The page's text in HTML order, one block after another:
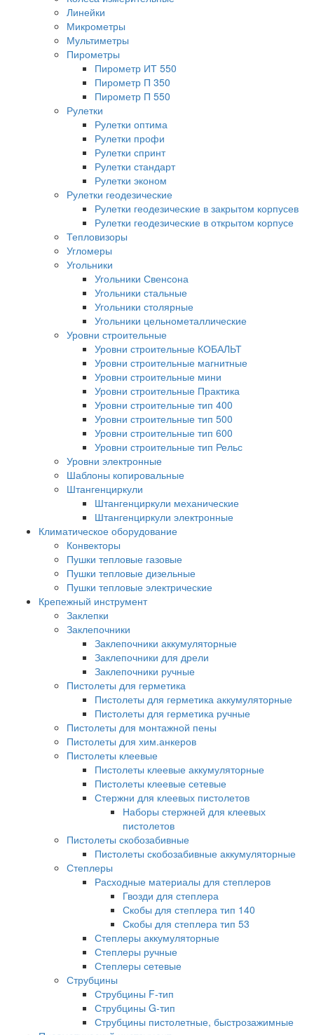
Линейки
Микрометры
Мультиметры
Пирометры
Пирометр ИТ 550
Пирометр П 350
Пирометр П 550
Рулетки
Рулетки оптима
Рулетки профи
Рулетки спринт
Рулетки стандарт
Рулетки эконом
Рулетки геодезические
Рулетки геодезические в закрытом корпусев
Рулетки геодезические в открытом корпусе
Тепловизоры
Угломеры
Угольники
Угольники Свенсона
Угольники стальные
Угольники столярные
Угольники цельнометаллические
Уровни строительные
Уровни строительные КОБАЛЬТ
Уровни строительные магнитные
Уровни строительные мини
Уровни строительные Практика
Уровни строительные тип 400
Уровни строительные тип 500
Уровни строительные тип 600
Уровни строительные тип Рельс
Уровни электронные
Шаблоны копировальные
Штангенциркули
Штангенциркули механические
Штангенциркули электронные
Климатическое оборудование
Конвекторы
Пушки тепловые газовые
Пушки тепловые дизельные
Пушки тепловые электрические
Крепежный инструмент
Заклепки
Заклепочники
Заклепочники аккумуляторные
Заклепочники для дрели
Заклепочники ручные
Пистолеты для герметика
Пистолеты для герметика аккумуляторные
Пистолеты для герметика ручные
Пистолеты для монтажной пены
Пистолеты для хим.анкеров
Пистолеты клеевые
Пистолеты клеевые аккумуляторные
Пистолеты клеевые сетевые
Стержни для клеевых пистолетов
Наборы стержней для клеевых
пистолетов
Пистолеты скобозабивные
Пистолеты скобозабивные аккумуляторные
Степлеры
Расходные материалы для степлеров
Гвозди для степлера
Скобы для степлера тип 140
Скобы для степлера тип 53
Степлеры аккумуляторные
Степлеры ручные
Степлеры сетевые
Струбцины
Струбцины F-тип
Струбцины G-тип
Струбцины пистолетные, быстрозажимные